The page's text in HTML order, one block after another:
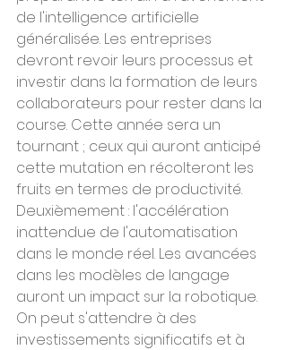
de l'intelligence artificielle
généralisée. Les entreprises
devront revoir leurs processus et
investir dans la formation de leurs
collaborateurs pour rester dans la
course. Cette année sera un
tournant ; ceux qui auront anticipé
cette mutation en récolteront les
fruits en termes de productivité.
Deuxièmement : l'accélération
inattendue de l'automatisation
dans le monde réel. Les avancées
dans les modèles de langage
auront un impact sur la robotique.
On peut s'attendre à des
investissements significatifs et à